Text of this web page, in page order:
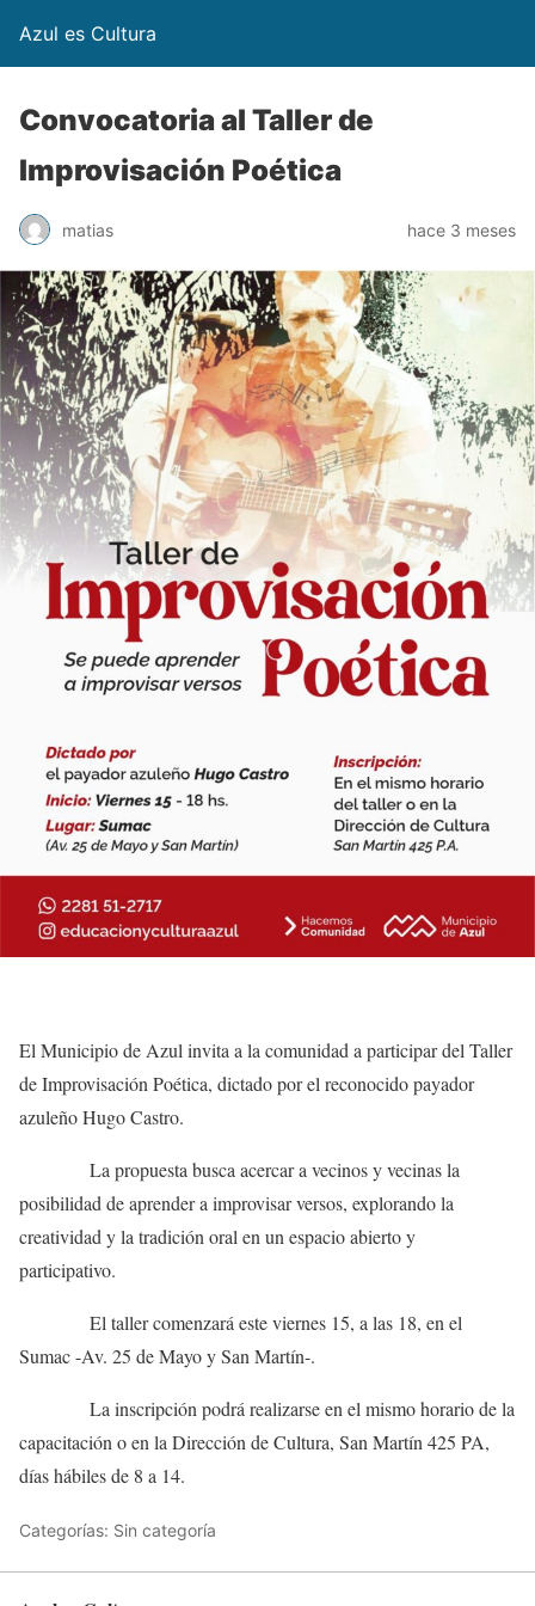
Azul es Cultura
Convocatoria al Taller de
Improvisación Poética
matias hace 3 meses
El Municipio de Azul invita a la comunidad a participar del Taller
de Improvisación Poética, dictado por el reconocido payador
azuleño Hugo Castro.
La propuesta busca acercar a vecinos y vecinas la
posibilidad de aprender a improvisar versos, explorando la
creatividad y la tradición oral en un espacio abierto y
participativo.
El taller comenzará este viernes 15, a las 18, en el
Sumac -Av. 25 de Mayo y San Martín-.
La inscripción podrá realizarse en el mismo horario de la
capacitación o en la Dirección de Cultura, San Martín 425 PA,
días hábiles de 8 a 14.
Categorías: Sin categoría